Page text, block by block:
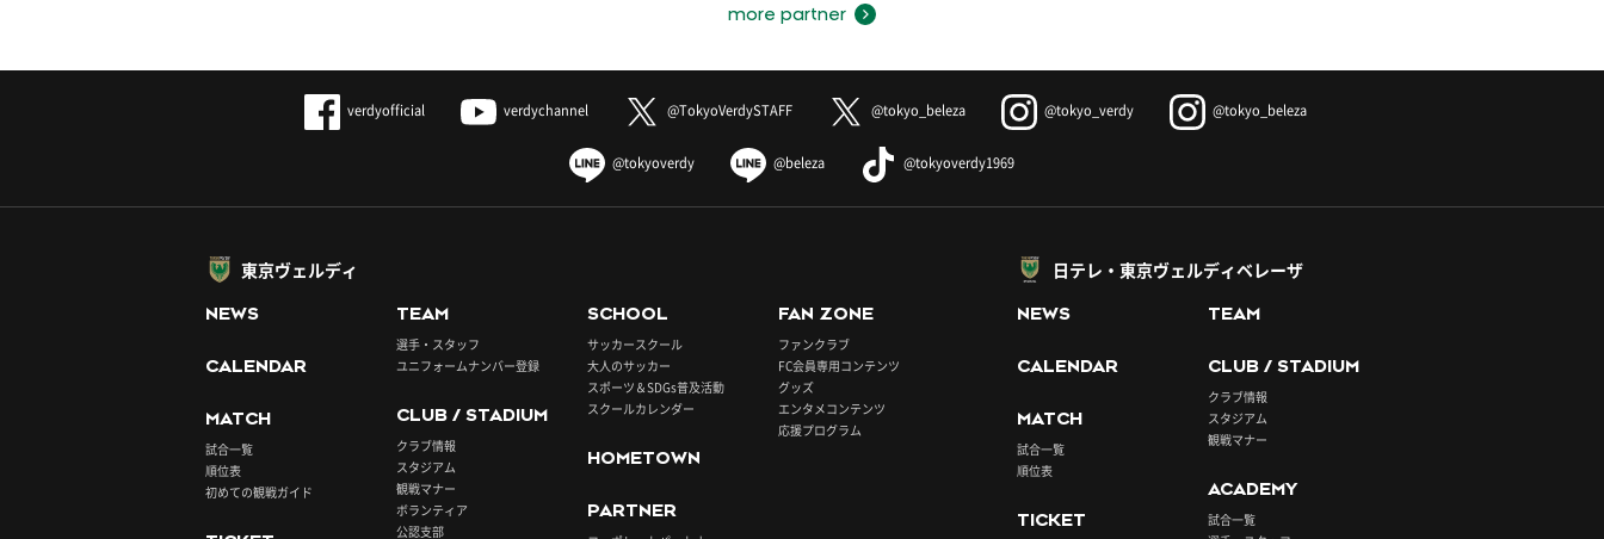
more partner
verdyofficial verdychannel @TokyoVerdySTAFF @tokyo_beleza @tokyo_verdy @tokyo_beleza
@tokyoverdy @beleza @tokyoverdy1969
東京ヴェルディ
NEWS
CALENDAR
MATCH
試合一覧
順位表
初めての観戦ガイド
TEAM
選手・スタッフ
ユニフォームナンバー登録
CLUB / STADIUM
クラブ情報
スタジアム
観戦マナー
ボランティア
公認支部
SCHOOL
サッカースクール
大人のサッカー
スポーツ＆SDGs普及活動
スクールカレンダー
HOMETOWN
PARTNER
FAN ZONE
ファンクラブ
FC会員専用コンテンツ
グッズ
エンタメコンテンツ
応援プログラム
日テレ・東京ヴェルディベレーザ
NEWS
CALENDAR
MATCH
試合一覧
順位表
TICKET
TEAM
CLUB / STADIUM
クラブ情報
スタジアム
観戦マナー
ACADEMY
試合一覧